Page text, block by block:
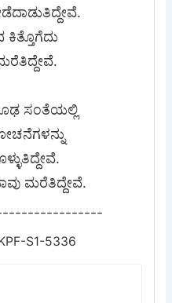
ಕಿತ್ತೊಗೆದು
ಸಂತೆಯಲ್ಲಿ
ಮರೆತಿದ್ದೇವೆ.
S1-5336